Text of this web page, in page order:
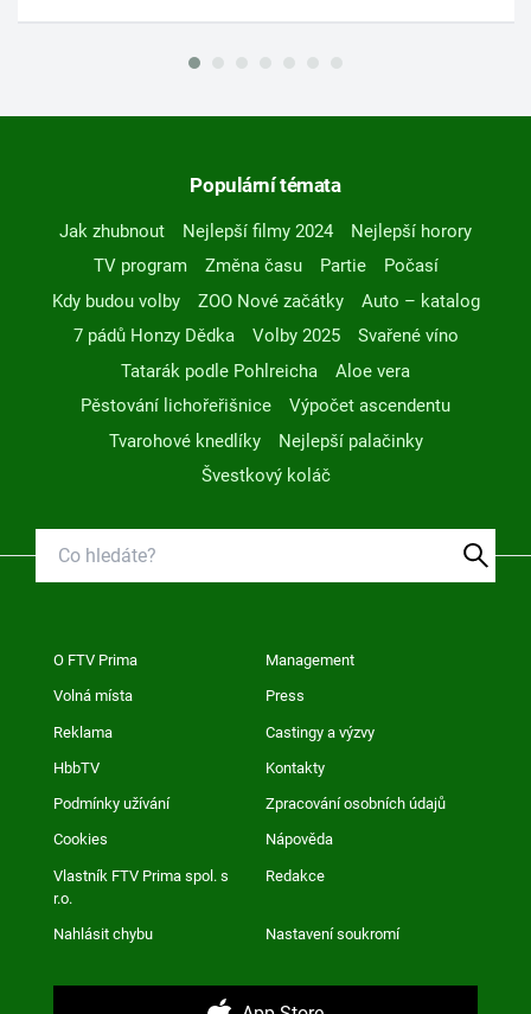
Populární témata
Jak zhubnout Nejlepší filmy 2024
Nejlepší horory
TV program
Změna času Partie
Počasí
Kdy budou volby
ZOO Nové začátky
Auto – katalog
7 pádů Honzy Dědka
Volby 2025
Svařené víno
Tatarák podle Pohlreicha
Aloe vera
Pěstování lichořeřišnice
Výpočet ascendentu
Tvarohové knedlíky
Nejlepší palačinky
Švestkový koláč
O FTV Prima Management
Volná místa Press
Reklama Castingy a výzvy
HbbTV Kontakty
Podmínky užívání Zpracování osobních údajů
Cookies Nápověda
Vlastník FTV Prima spol. s
r.o.
Redakce
Nahlásit chybu Nastavení soukromí